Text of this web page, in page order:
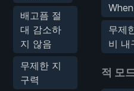
배고픔 절
대 감소하
지 않음
무제한 지
구력
무제
비 내
적 모